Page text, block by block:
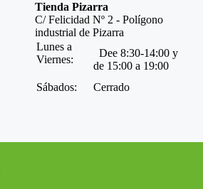
Tienda Pizarra
C/ Felicidad Nº 2 - Polígono
industrial de Pizarra
Lunes a
Viernes:
Dee 8:30-14:00 y
de 15:00 a 19:00
Sábados:
Cerrado